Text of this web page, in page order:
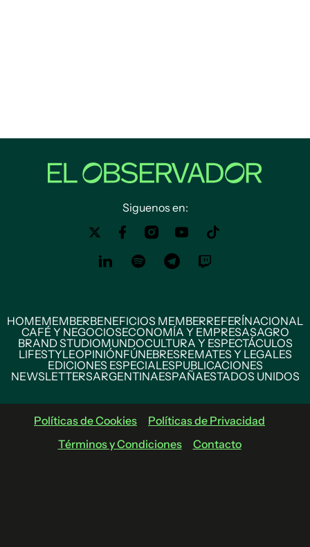
Siguenos en:
HOMEMEMBERBENEFICIOS MEMBERREFERÍNACIONAL
CAFÉ Y NEGOCIOSECONOMÍA Y EMPRESASAGRO
BRAND STUDIOMUNDOCULTURA Y ESPECTÁCULOS
LIFESTYLEOPINIÓNFÚNEBRESREMATES Y LEGALES
EDICIONES ESPECIALESPUBLICACIONES
NEWSLETTERSARGENTINAESPAÑAESTADOS UNIDOS
Políticas de Cookies
Políticas de Privacidad
Términos y Condiciones
Contacto